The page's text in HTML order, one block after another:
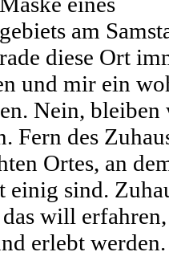
am
diese Ort
und mir ein
Nein,
Fern des
Ortes, an
einig sind.
das will
erlebt